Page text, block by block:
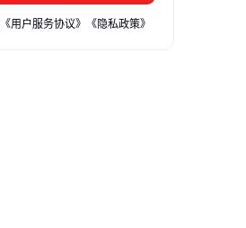
《用户服务协议》 《隐私政策》